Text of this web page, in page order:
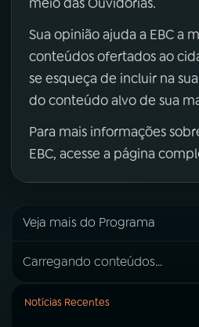
Sua opinião ajuda a EBC a
conteúdos ofertados ao
se esqueça de incluir na
do conteúdo alvo de sua
Para mais informações
EBC, acesse a página
Veja mais do Programa
Carregando conteúdos...
Notícias Recentes